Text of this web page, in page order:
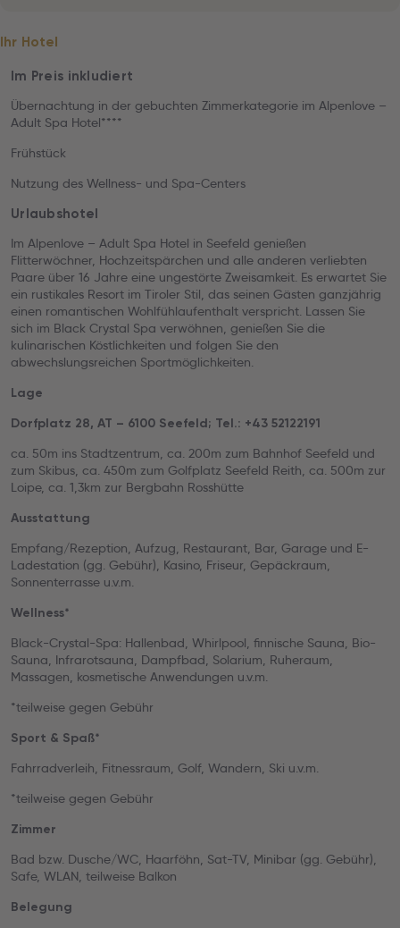
Ihr Hotel
Im Preis inkludiert
Übernachtung in der gebuchten Zimmerkategorie im Alpenlove –
Adult Spa Hotel****
Frühstück
Nutzung des Wellness- und Spa-Centers
Urlaubshotel
Im Alpenlove – Adult Spa Hotel in Seefeld genießen
Flitterwöchner, Hochzeitspärchen und alle anderen verliebten
Paare über 16 Jahre eine ungestörte Zweisamkeit. Es erwartet Sie
ein rustikales Resort im Tiroler Stil, das seinen Gästen ganzjährig
einen romantischen Wohlfühlaufenthalt verspricht. Lassen Sie
sich im Black Crystal Spa verwöhnen, genießen Sie die
kulinarischen Köstlichkeiten und folgen Sie den
abwechslungsreichen Sportmöglichkeiten.
Lage
Dorfplatz 28, AT – 6100 Seefeld; Tel.: +43 52122191
ca. 50m ins Stadtzentrum, ca. 200m zum Bahnhof Seefeld und
zum Skibus, ca. 450m zum Golfplatz Seefeld Reith, ca. 500m zur
Loipe, ca. 1,3km zur Bergbahn Rosshütte
Ausstattung
Empfang/Rezeption, Aufzug, Restaurant, Bar, Garage und E-
Ladestation (gg. Gebühr), Kasino, Friseur, Gepäckraum,
Sonnenterrasse u.v.m.
Wellness*
Black-Crystal-Spa: Hallenbad, Whirlpool, finnische Sauna, Bio-
Sauna, Infrarotsauna, Dampfbad, Solarium, Ruheraum,
Massagen, kosmetische Anwendungen u.v.m.
*teilweise gegen Gebühr
Sport & Spaß*
Fahrradverleih, Fitnessraum, Golf, Wandern, Ski u.v.m.
*teilweise gegen Gebühr
Zimmer
Bad bzw. Dusche/WC, Haarföhn, Sat-TV, Minibar (gg. Gebühr),
Safe, WLAN, teilweise Balkon
Belegung